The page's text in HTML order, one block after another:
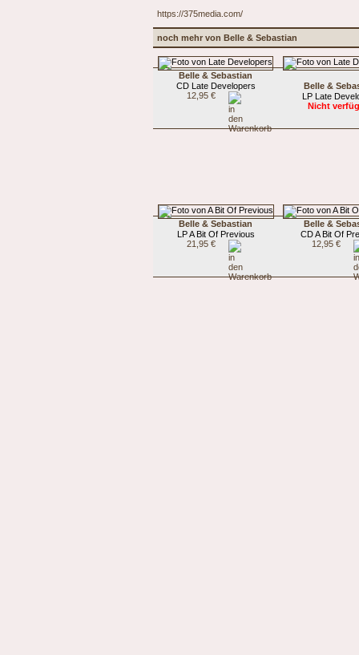
https://375media.com/
noch mehr von Belle & Sebastian
Belle & Sebastian
CD Late Developers
12,95 €
Belle &
LP Late
Nicht
Belle & Sebastian
LP A Bit Of Previous
21,95 €
Belle &
CD A Bit Of
12,95 €